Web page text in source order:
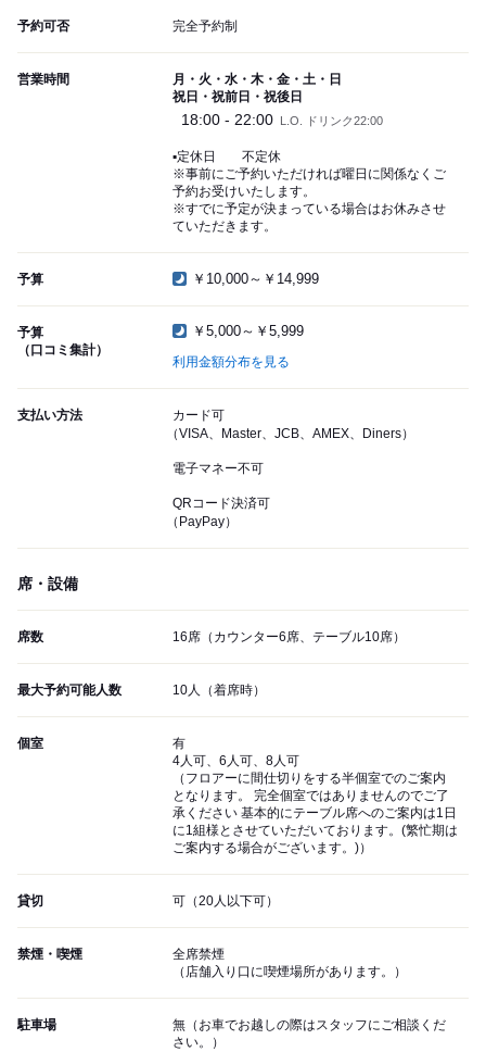
予約可否 完全予約制
営業時間
月・火・水・木・金・土・日
祝日・祝前日・祝後日
18:00 - 22:00 L.O. ドリンク22:00
▪️定休日 不定休
※事前にご予約いただければ曜日に関係なくご
予約お受けいたします。
※すでに予定が決まっている場合はお休みさせ
ていただきます。
予算 ￥10,000～￥14,999
予算
（口コミ集計）
￥5,000～￥5,999
利用金額分布を見る
支払い方法
カード可
（VISA、Master、JCB、AMEX、Diners）
電子マネー不可
QRコード決済可
（PayPay）
席・設備
席数 16席（カウンター6席、テーブル10席）
最大予約可能人数 10人（着席時）
個室
有
4人可、6人可、8人可
（フロアーに間仕切りをする半個室でのご案内
となります。 完全個室ではありませんのでご了
承ください 基本的にテーブル席へのご案内は1日
に1組様とさせていただいております。(繁忙期は
ご案内する場合がございます。)）
貸切 可（20人以下可）
禁煙・喫煙
全席禁煙
（店舗入り口に喫煙場所があります。）
駐車場
無（お車でお越しの際はスタッフにご相談くだ
さい。）